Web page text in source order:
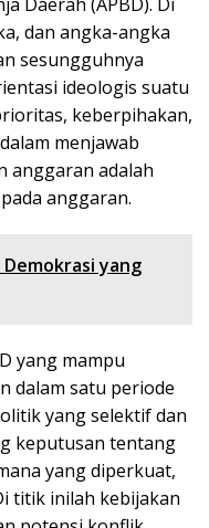
dan angka-angka
sesungguhnya
ideologis suatu
keberpihakan,
menjawab
anggaran adalah
anggaran.
yang
yang mampu
dalam satu periode
yang selektif dan
keputusan tentang
yang diperkuat,
titik inilah kebijakan